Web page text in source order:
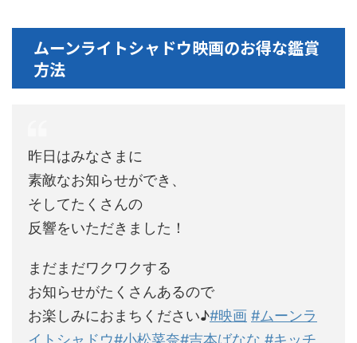
ムーンライトシャドウ映画のお得な鑑賞
方法
昨日はみなさまに
素敵なお知らせができ、
そしてたくさんの
反響をいただきました！
まだまだワクワクする
お知らせがたくさんあるので
お楽しみにおまちください♪#映画 #ムーンラ
イトシャドウ#小松菜奈#吉本ばなな #キッチ